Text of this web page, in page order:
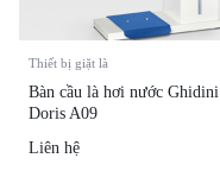
Thiết bị giặt là
Bàn cầu là hơi nước Ghidini
Doris A09
Liên hệ